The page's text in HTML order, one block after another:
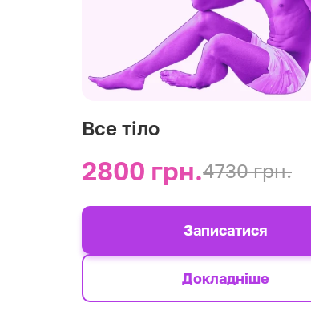
Все тіло
2800 грн.4730 грн.
Докладніше
Записатися